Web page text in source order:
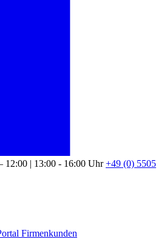
12:00 | 13:00 - 16:00 Uhr+49 (0) 5505
Firmenkunden